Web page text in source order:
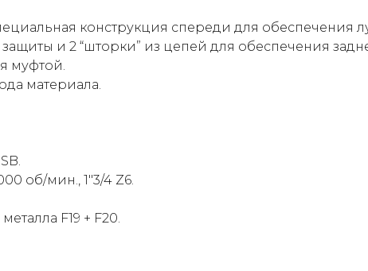
конструкция спереди для обеспечения
и 2 “шторки” из цепей для обеспечения
муфтой.
материала.
об/мин., 1″3/4 Z6.
F19 + F20.